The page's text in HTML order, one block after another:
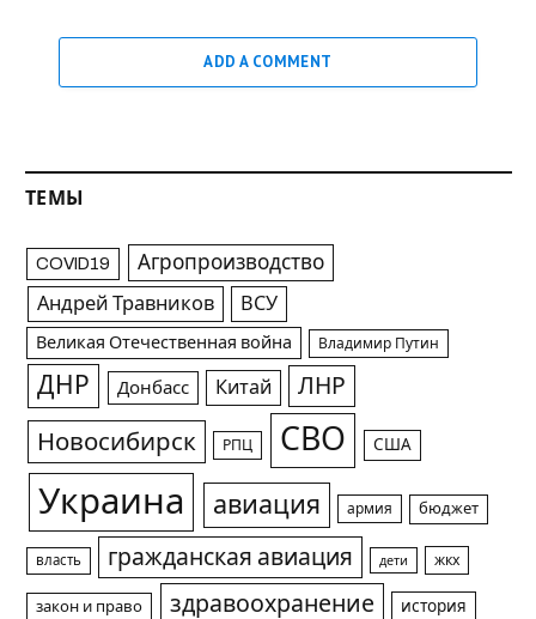
ADD A COMMENT
ТЕМЫ
COVID19 Агропроизводство
Андрей Травников ВСУ
Великая Отечественная война Владимир Путин
ДНР Донбасс Китай ЛНР
Новосибирск РПЦ СВО США
Украина авиация армия бюджет
власть гражданская авиация дети жкх
закон и право здравоохранение история